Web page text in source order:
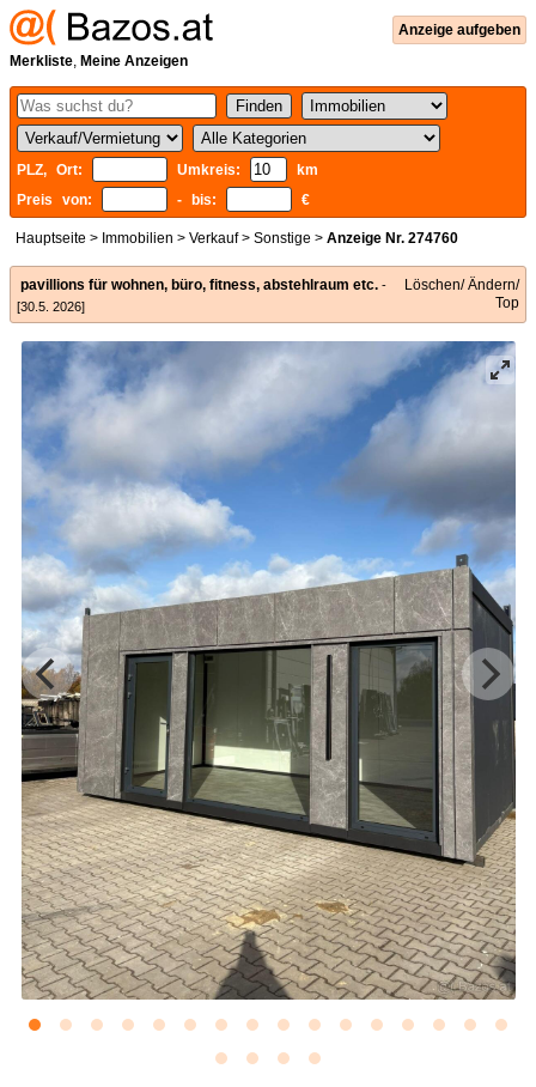
Anzeige aufgeben
Merkliste, Meine Anzeigen
PLZ, Ort: Umkreis:
km
Preis von:
- bis: €
Hauptseite > Immobilien > Verkauf> Sonstige > Anzeige Nr. 274760
pavillions für wohnen, büro, fitness, abstehlraum etc. -
[30.5. 2026]
Löschen/ Ändern/
Top